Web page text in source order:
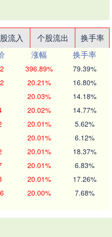
流入 个股流出
换手率
涨幅
换手率
396.89% 79.39%
20.21% 16.80%
20.03% 14.18%
20.02% 14.77%
20.01% 5.62%
20.01% 6.12%
20.01% 18.37%
20.01% 6.83%
20.01% 17.26%
20.00% 7.68%